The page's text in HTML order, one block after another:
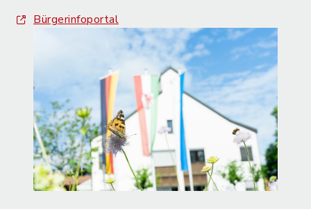
Bürgerinfoportal